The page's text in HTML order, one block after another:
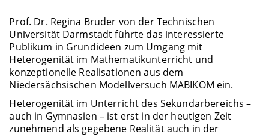
Prof. Dr. Regina Bruder von der Technischen
Universität Darmstadt führte das interessierte
Publikum in Grundideen zum Umgang mit
Heterogenität im Mathematikunterricht und
konzeptionelle Realisationen aus dem
Niedersächsischen Modellversuch MABIKOM ein.
Heterogenität im Unterricht des Sekundarbereichs –
auch in Gymnasien – ist erst in der heutigen Zeit
zunehmend als gegebene Realität auch in der